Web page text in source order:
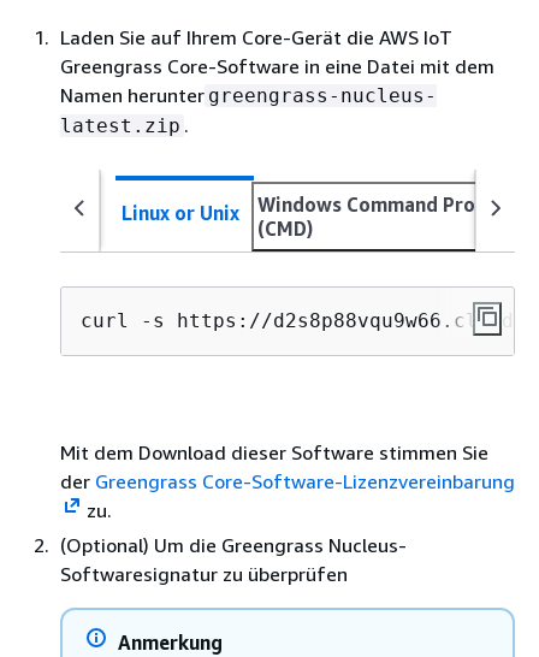
Laden Sie auf Ihrem Core-Gerät die AWS IoT
Greengrass Core-Software in eine Datei mit dem
Namen herunter greengrass-nucleus-
latest.zip .
Linux or Unix
Windows Command Prompt
(CMD)
curl -s https://
Mit dem Download dieser Software stimmen Sie
der Greengrass Core-Software-Lizenzvereinbarung
zu.
(Optional) Um die Greengrass Nucleus-
Softwaresignatur zu überprüfen
Anmerkung